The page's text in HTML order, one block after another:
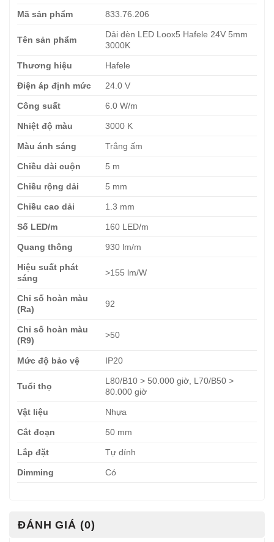
Mã sản phẩm
833.76.206
Tên sản phẩm
Dải đèn LED Loox5 Hafele 24V 5mm
3000K
Thương hiệu Hafele
Điện áp định mức 24.0 V
Công suất 6.0 W/m
Nhiệt độ màu 3000 K
Màu ánh sáng Trắng ấm
Chiều dài cuộn 5 m
Chiều rộng dải 5 mm
Chiều cao dải 1.3 mm
Số LED/m 160 LED/m
Quang thông 930 lm/m
Hiệu suất phát
sáng
>155 lm/W
Chỉ số hoàn màu
(Ra)
92
Chỉ số hoàn màu
(R9)
>50
Mức độ bảo vệ IP20
Tuổi thọ
L80/B10 > 50.000 giờ, L70/B50 >
80.000 giờ
Vật liệu Nhựa
Cắt đoạn 50 mm
Lắp đặt Tự dính
Dimming Có
ĐÁNH GIÁ (0)